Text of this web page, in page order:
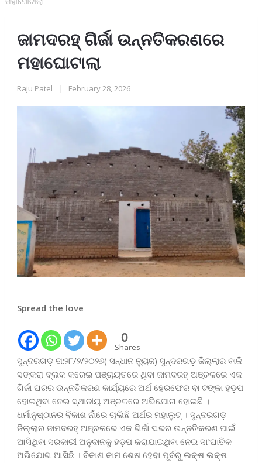
ଜାମଦରହ୍ ଗିର୍ଜା ଉନ୍ନତିକରଣରେ
ମହାଘୋଟାଲା
Raju Patel February 28, 2026
Spread the love
0
Shares
ସୁନ୍ଦରଗଡ଼ ତା:୨୮/୨/୨୦୨୬( ସନ୍ଧାନ ନ୍ୟୁଜ) ସୁନ୍ଦରଗଡ଼ ଜିଲ୍ଲାର ବାକି
ସଙ୍କରା ବ୍ଲକ କରେଇ ପଞ୍ଚାୟତରେ ଥିବା ଜାମଦରହ୍ ଅଞ୍ଚଳରେ ଏକ
ଗିର୍ଜା ଘରର ଉନ୍ନତିକରଣ କାର୍ଯ୍ୟରେ ଅର୍ଥ ହେରଫେର ବା ଟଙ୍କା ହଡ଼ପ
ହୋଇଥିବା ନେଇ ସ୍ଥାନୀୟ ଅଞ୍ଚଳରେ ଅଭିଯୋଗ ହୋଇଛି ।
ଧର୍ମାନୁଷ୍ଠାନର ବିକାଶ ନାଁରେ ଚାଲିଛି ଅର୍ଥର ମହାଲୁଟ୍ । ସୁନ୍ଦରଗଡ଼
ଜିଲ୍ଲାର ଜାମଦରହ୍ ଅଞ୍ଚଳରେ ଏକ ଗିର୍ଜା ଘରର ଉନ୍ନତିକରଣ ପାଇଁ
ଆସିଥିବା ସରକାରୀ ଅନୁଦାନକୁ ହଡ଼ପ କରାଯାଇଥିବା ନେଇ ସାଂଘାତିକ
ଅଭିଯୋଗ ଆସିଛି । ବିକାଶ କାମ ଶେଷ ହେବା ପୂର୍ବରୁ ଲକ୍ଷ ଲକ୍ଷ